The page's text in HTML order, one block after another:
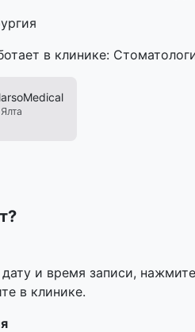
в клинике:
Ялта
и время записи,
в клинике.